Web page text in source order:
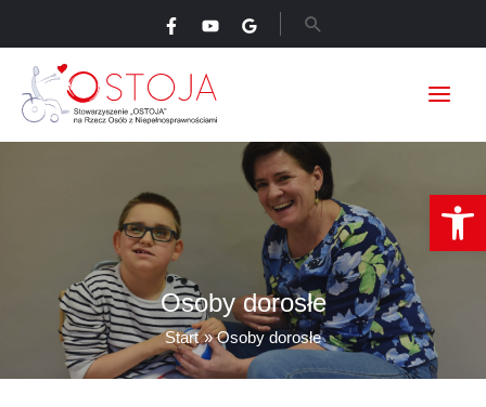
treści
Szukaj
Osoby dorosłe
Start Osoby dorosłe